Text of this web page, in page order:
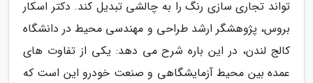
تواند تجاری سازی رنگ را به چالشی تبدیل کند. دکتر اسکار
بروس، پژوهشگر ارشد طراحی و مهندسی محیط در دانشگاه
کالج لندن، در این باره شرح می دهد: یکی از تفاوت های
عمده بین محیط آزمایشگاهی و صنعت خودرو این است که